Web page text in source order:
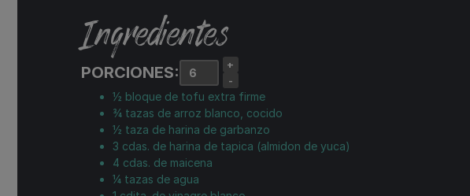
Ingredientes
PORCIONES:
+
-
½ bloque de tofu extra firme
¾ tazas de arroz blanco, cocido
½ taza de harina de garbanzo
3 cdas. de harina de tapica (almidon de yuca)
4 cdas. de maicena
¼ tazas de agua